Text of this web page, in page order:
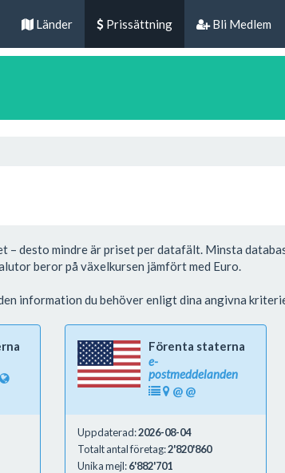
Länder Prissättning Bli Medlem
– desto mindre är priset per datafält. Minsta
beror på växelkursen jämfört med Euro.
information du behöver enligt dina angivna
Förenta staterna
e-
postmeddelanden
@ @
Uppdaterad:2026-08-04
Totalt antal företag:2'820'860
Unika mejl:6'882'701